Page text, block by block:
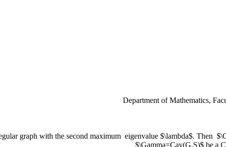
Department of Mathematics,
graph with the second maximum eigenvalue $\lambda$. Then
$\Gamma=Cay(G,S)$ be a